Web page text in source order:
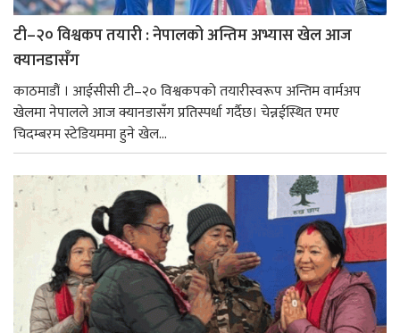
टी–२० विश्वकप तयारी : नेपालको अन्तिम अभ्यास खेल आज
क्यानडासँग
काठमाडौं । आईसीसी टी–२० विश्वकपको तयारीस्वरूप अन्तिम वार्मअप
खेलमा नेपालले आज क्यानडासँग प्रतिस्पर्धा गर्दैछ। चेन्नईस्थित एमए
चिदम्बरम स्टेडियममा हुने खेल...